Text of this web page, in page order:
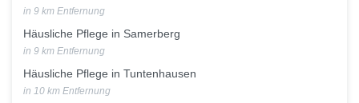
in 9 km Entfernung
Häusliche Pflege in Samerberg
in 9 km Entfernung
Häusliche Pflege in Tuntenhausen
in 10 km Entfernung